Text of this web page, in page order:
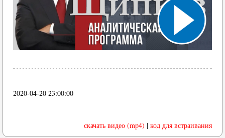
2020-04-20 23:00:00
скачать видео (mp4) | код для встраивания